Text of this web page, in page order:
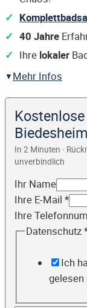
40 Jahre
Ihre lokaler
Mehr Infos
Biedesheim
In 2 Minuten ·
unverbindlich
Ihr Name
Ihre E-Mail *
Ihre
Datenschutz
Ich
gelesen